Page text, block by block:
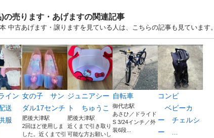
の売ります・あげますの関連記事
中古あげます・譲りますを見ている人は、こちらの記事も見ています。
イン
送
服
女の子 サン
ダル17センチ
肥後大津駅
2回ほど使用しま
した。近くまで引
ジュニアシー
ト ちゅうこ
肥後大津駅
近くまで引き取り
可能な方お願いし
自転車
御代志駅
あさひ／ドライド
S 3/24インチ／外
装6段...
コンビ
ベビーカ
ー チェルシ
ー ...